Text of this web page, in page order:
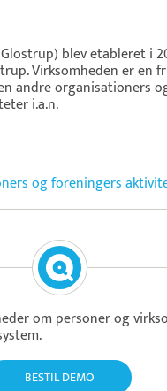
blev etableret i
Virksomheden er en
andre organisationers
i.a.n.
og foreningers
om personer og
BESTIL DEMO